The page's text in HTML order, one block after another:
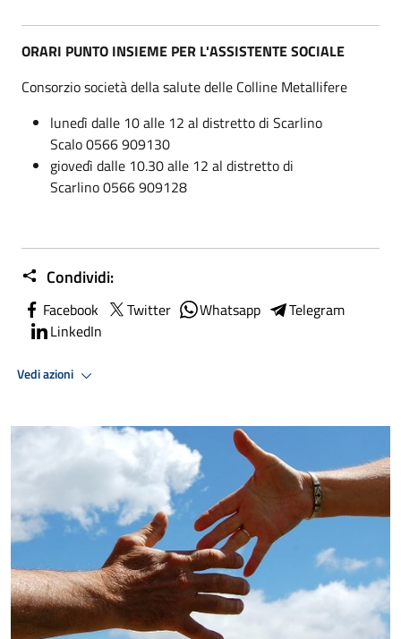
ORARI PUNTO INSIEME PER L'ASSISTENTE SOCIALE
Consorzio società della salute delle Colline Metallifere
lunedì dalle 10 alle 12 al distretto di Scarlino
Scalo 0566 909130
giovedì dalle 10.30 alle 12 al distretto di
Scarlino 0566 909128
Condividi:
Facebook Twitter Whatsapp
Telegram
LinkedIn
Vedi azioni